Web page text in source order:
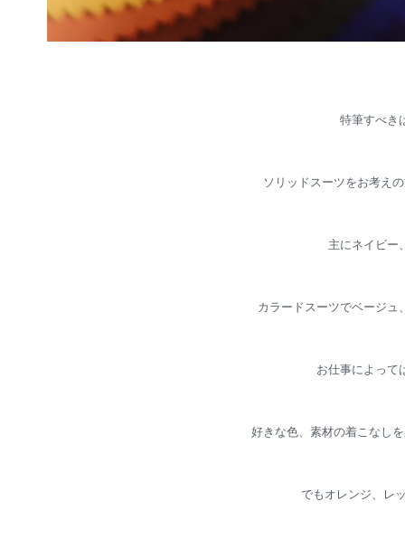
特筆すべき
ソリッドスーツをお考え
主にネイビー
カラードスーツでベージュ
お仕事によって
好きな色、素材の着こなし
でもオレンジ、レ